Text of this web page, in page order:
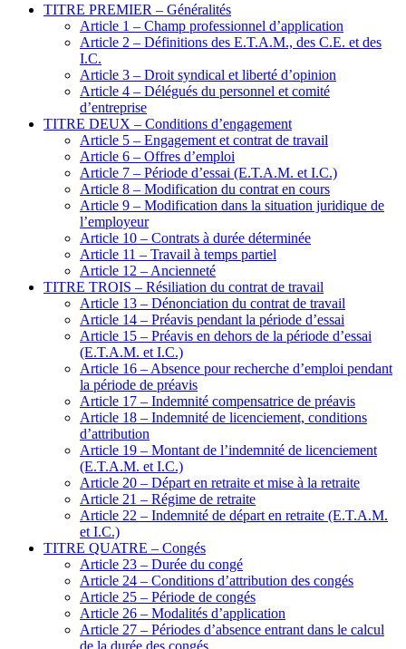
TITRE PREMIER – Généralités
Article 1 – Champ professionnel d’application
Article 2 – Définitions des E.T.A.M., des C.E. et des
I.C.
Article 3 – Droit syndical et liberté d’opinion
Article 4 – Délégués du personnel et comité
d’entreprise
TITRE DEUX – Conditions d’engagement
Article 5 – Engagement et contrat de travail
Article 6 – Offres d’emploi
Article 7 – Période d’essai (E.T.A.M. et I.C.)
Article 8 – Modification du contrat en cours
Article 9 – Modification dans la situation juridique de
l’employeur
Article 10 – Contrats à durée déterminée
Article 11 – Travail à temps partiel
Article 12 – Ancienneté
TITRE TROIS – Résiliation du contrat de travail
Article 13 – Dénonciation du contrat de travail
Article 14 – Préavis pendant la période d’essai
Article 15 – Préavis en dehors de la période d’essai
(E.T.A.M. et I.C.)
Article 16 – Absence pour recherche d’emploi pendant
la période de préavis
Article 17 – Indemnité compensatrice de préavis
Article 18 – Indemnité de licenciement, conditions
d’attribution
Article 19 – Montant de l’indemnité de licenciement
(E.T.A.M. et I.C.)
Article 20 – Départ en retraite et mise à la retraite
Article 21 – Régime de retraite
Article 22 – Indemnité de départ en retraite (E.T.A.M.
et I.C.)
TITRE QUATRE – Congés
Article 23 – Durée du congé
Article 24 – Conditions d’attribution des congés
Article 25 – Période de congés
Article 26 – Modalités d’application
Article 27 – Périodes d’absence entrant dans le calcul
de la durée des congés